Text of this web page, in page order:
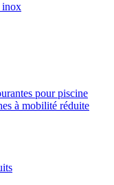
inox
pour piscine
à mobilité réduite